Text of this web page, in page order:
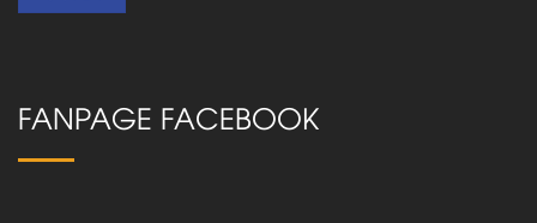
FANPAGE FACEBOOK